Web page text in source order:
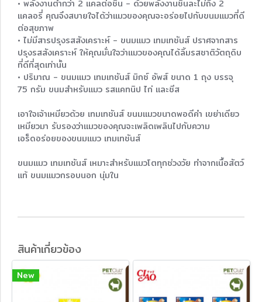
• พลังงานต่ำกว่า 2 แคลต่อชิ้น - ด้วยพลังงานชิ้นละไม่ถึง 2
แคลอรี่ คุณจึงสบายใจได้ว่าแมวของคุณจะอร่อยไปกับขนมแมวที่ดี
ต่อสุขภาพ
• ไม่มีสารปรุงรสสังเคราะห์ - ขนมแมว เทมเทชันส์ ปราศจากสาร
ปรุงรสสังเคราะห์ ให้คุณมั่นใจว่าแมวของคุณได้ลิ้มรสชาติวัตถุดิบ
ที่ดีที่สุดเท่านั้น
• ปริมาณ - ขนมแมว เทมเทชันส์ มิกซ์ อัพส์ ขนาด 1 ถุง บรรจุ
75 กรัม ขนมสำหรับแมว รสแคทนิป ไก่ และชีส
เอาใจเจ้าเหมียวด้วย เทมเทชันส์ ขนมแมวขนาดพอดีคำ เขย่าเดียว
เหมียวมา รับรองว่าแมวของคุณจะเพลิดเพลินไปกับความ
เอร็ดอร่อยของขนมแมว เทมเทชันส์
ขนมแมว เทมเทชันส์ เหมาะสำหรับแมวโตทุกช่วงวัย ทำจากเนื้อสัตว์
แท้ ขนมแมวกรอบนอก นุ่มใน
สินค้าเกี่ยวข้อง
New